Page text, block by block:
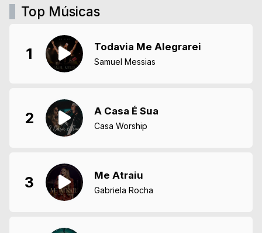
Top Músicas
1 Todavia Me Alegrarei
Samuel Messias
2 A Casa É Sua
Casa Worship
3 Me Atraiu
Gabriela Rocha